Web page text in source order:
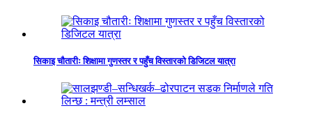
सिकाइ चौतारीः शिक्षामा गुणस्तर र पहुँच विस्तारको डिजिटल यात्रा